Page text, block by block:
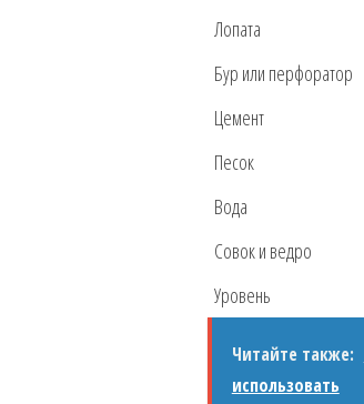
Лопата
Бур или перфоратор
Цемент
Песок
Вода
Совок и ведро
Уровень
Читайте также:
использовать